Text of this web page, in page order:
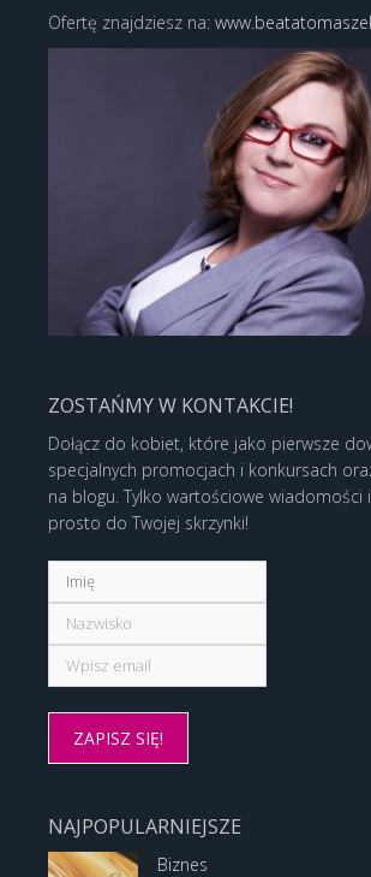
Ofertę znajdziesz na:
ZOSTAŃMY W KONTAKCIE!
Dołącz do kobiet, które jako pierwsze
specjalnych promocjach i konkursach
na blogu. Tylko wartościowe wiadomości
prosto do Twojej skrzynki!
NAJPOPULARNIEJSZE
Biznes